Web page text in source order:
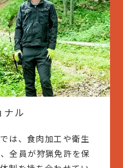
ル
は、食肉加工や衛生
全員が狩猟免許を保